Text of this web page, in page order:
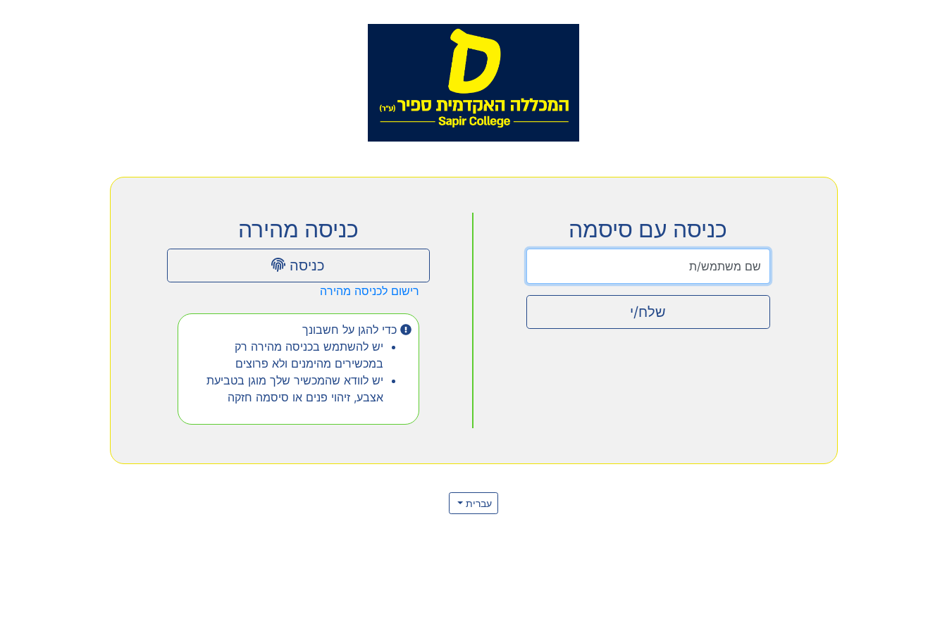
כניסה עם סיסמה
שם משתמש/ת
שלח/י
כניסה מהירה
כניסה
רישום לכניסה מהירה
כדי להגן על חשבונך
יש להשתמש בכניסה מהירה רק
במכשירים מהימנים ולא פרוצים
יש לוודא שהמכשיר שלך מוגן בטביעת
אצבע, זיהוי פנים או סיסמה חזקה
עברית